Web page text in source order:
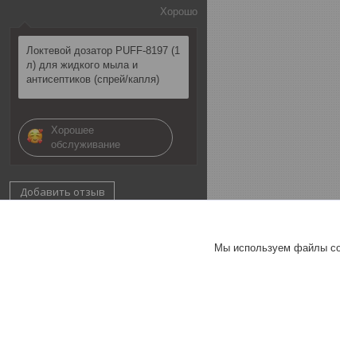
Хорошо
Локтевой дозатор PUFF-8197 (1
л) для жидкого мыла и
антисептиков (спрей/капля)
Хорошее
обслуживание
Добавить отзыв
Мы используем файлы